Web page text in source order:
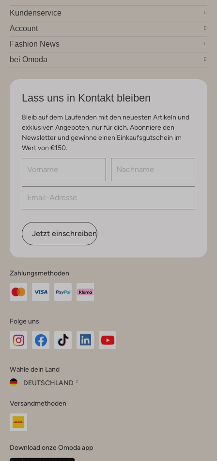
Kundenservice
Account
Fashion News
bei Omoda
Lass uns in Kontakt bleiben
Bleib auf dem Laufenden mit den neuesten Artikeln und
exklusiven Angeboten, nur für dich. Abonniere den
Newsletter und gewinne einen Einkaufsgutschein im
Wert von €150.
Jetzt einschreiben
Zahlungsmethoden
Folge uns
Instagram
Facebook
TikTok
Wähle dein Land
DEUTSCHLAND
dein
Land
Belgique(Français)
Versandmethoden
Download onze Omoda app